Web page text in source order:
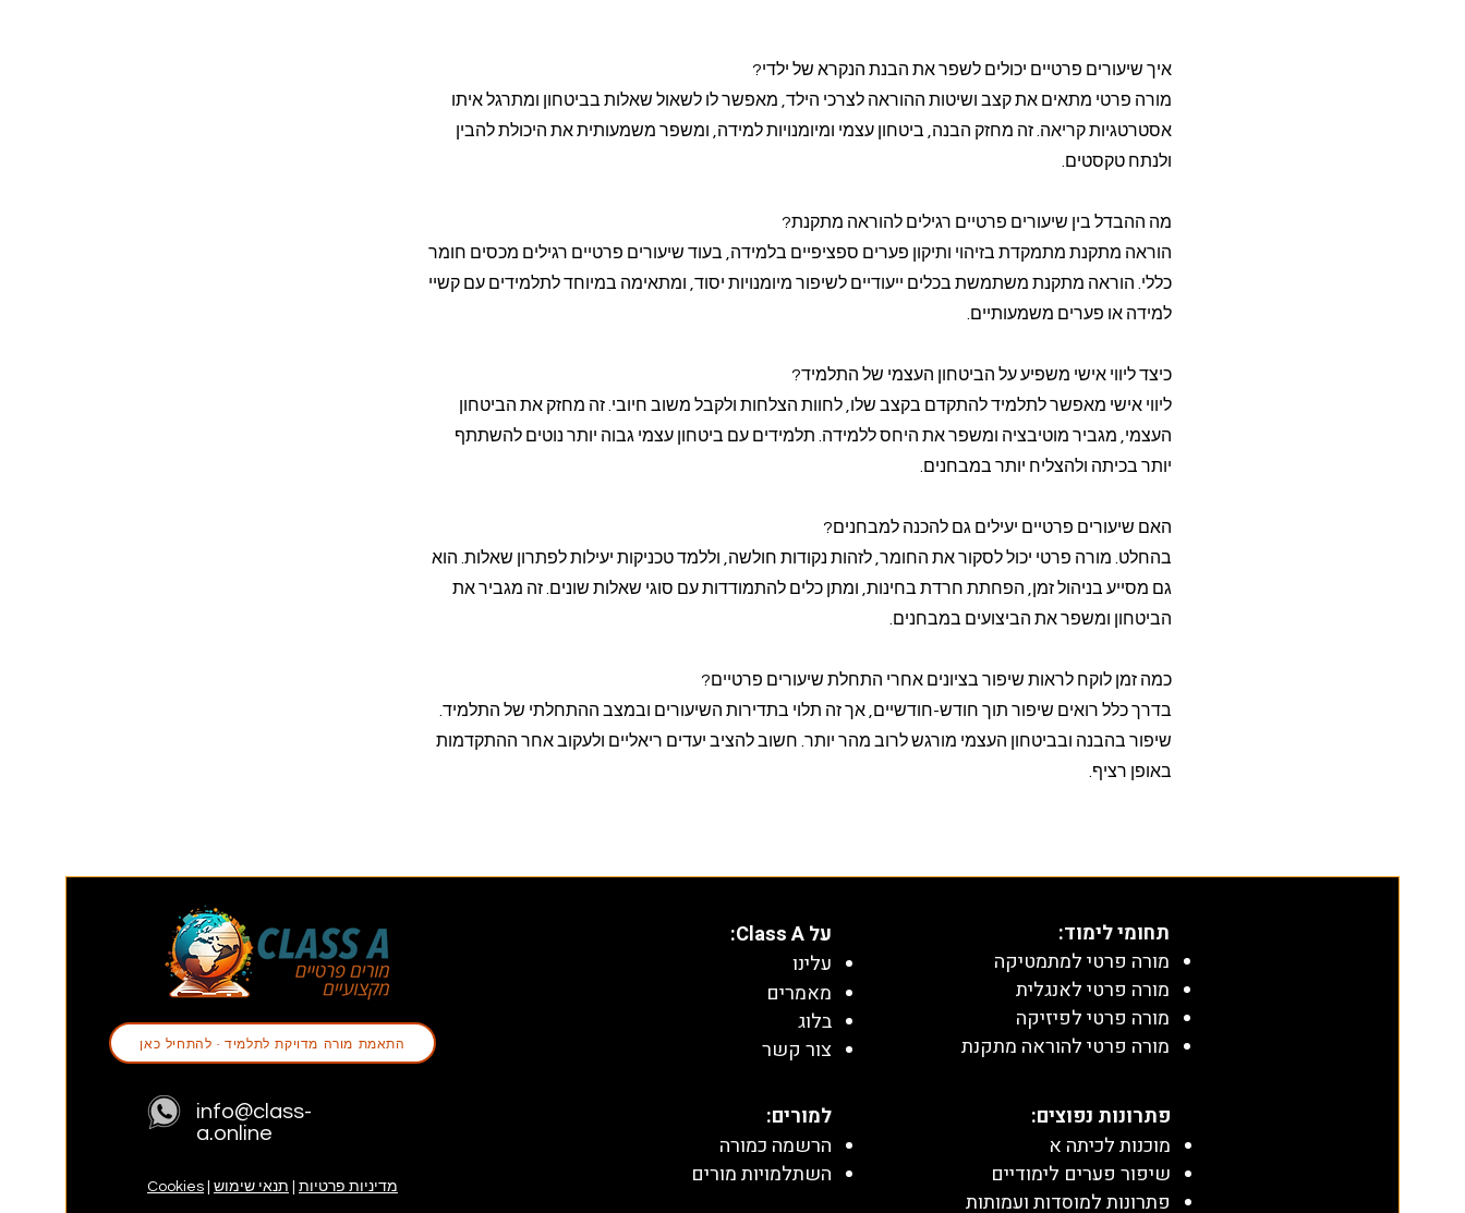
איך שיעורים פרטיים יכולים לשפר את הבנת הנקרא של ילדי?
מורה פרטי מתאים את קצב ושיטות ההוראה לצרכי הילד, מאפשר לו לשאול שאלות בביטחון ומתרגל איתו
אסטרטגיות קריאה. זה מחזק הבנה, ביטחון עצמי ומיומנויות למידה, ומשפר משמעותית את היכולת להבין
ולנתח טקסטים.
מה ההבדל בין שיעורים פרטיים רגילים להוראה מתקנת?
הוראה מתקנת מתמקדת בזיהוי ותיקון פערים ספציפיים בלמידה, בעוד שיעורים פרטיים רגילים מכסים חומר
כללי. הוראה מתקנת משתמשת בכלים ייעודיים לשיפור מיומנויות יסוד, ומתאימה במיוחד לתלמידים עם קשיי
למידה או פערים משמעותיים.
כיצד ליווי אישי משפיע על הביטחון העצמי של התלמיד?
ליווי אישי מאפשר לתלמיד להתקדם בקצב שלו, לחוות הצלחות ולקבל משוב חיובי. זה מחזק את הביטחון
העצמי, מגביר מוטיבציה ומשפר את היחס ללמידה. תלמידים עם ביטחון עצמי גבוה יותר נוטים להשתתף
יותר בכיתה ולהצליח יותר במבחנים.
האם שיעורים פרטיים יעילים גם להכנה למבחנים?
בהחלט. מורה פרטי יכול לסקור את החומר, לזהות נקודות חולשה, וללמד טכניקות יעילות לפתרון שאלות. הוא
גם מסייע בניהול זמן, הפחתת חרדת בחינות, ומתן כלים להתמודדות עם סוגי שאלות שונים. זה מגביר את
הביטחון ומשפר את הביצועים במבחנים.
כמה זמן לוקח לראות שיפור בציונים אחרי התחלת שיעורים פרטיים?
בדרך כלל רואים שיפור תוך חודש-חודשיים, אך זה תלוי בתדירות השיעורים ובמצב ההתחלתי של התלמיד.
שיפור בהבנה ובביטחון העצמי מורגש לרוב מהר יותר. חשוב להציב יעדים ריאליים ולעקוב אחר ההתקדמות
באופן רציף.
info@class-
a.online
מדיניות פרטיות תנאי שימוש |
Cookies
התאמת מורה מדויקת לתלמיד - להתחיל כאן
תחומי לימוד:
מורה פרטי למתמטיקה
מורה פרטי לאנגלית
מורה פרטי לפיזיקה
מורה פרטי להוראה מתקנת
​פתרונות נפוצים:
מוכנות לכיתה א
שיפור פערים לימודיים
פתרונות למוסדות ועמותות
על Class A:
עלינו
מאמרים
בלוג
צור קשר
למורים:
הרשמה כמורה
השתלמויות מורים